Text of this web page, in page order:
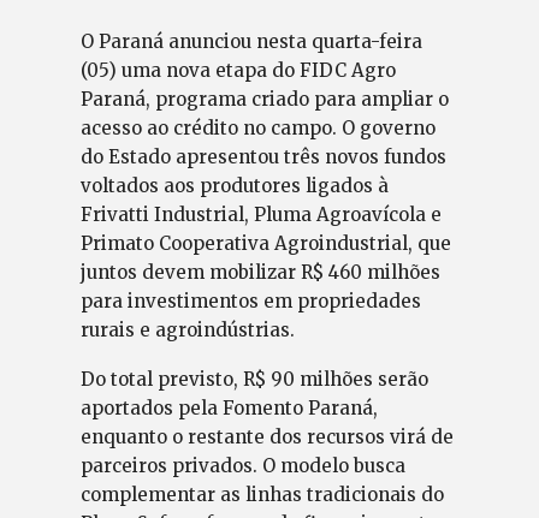
O Paraná anunciou nesta quarta-feira
(05) uma nova etapa do FIDC Agro
Paraná, programa criado para ampliar o
acesso ao crédito no campo. O governo
do Estado apresentou três novos fundos
voltados aos produtores ligados à
Frivatti Industrial, Pluma Agroavícola e
Primato Cooperativa Agroindustrial, que
juntos devem mobilizar R$ 460 milhões
para investimentos em propriedades
rurais e agroindústrias.
Do total previsto, R$ 90 milhões serão
aportados pela Fomento Paraná,
enquanto o restante dos recursos virá de
parceiros privados. O modelo busca
complementar as linhas tradicionais do